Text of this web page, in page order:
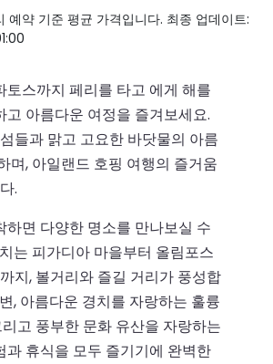
예약 기준 평균 가격입니다. 최종 업데이트:
토스까지 페리를 타고 에게 해를
고 아름다운 여정을 즐겨보세요.
들과 맑고 고요한 바닷물의 아름
며, 아일랜드 호핑 여행의 즐거움
.
하면 다양한 명소를 만나보실 수
는 피가디아 마을부터 올림포스
지, 볼거리와 즐길 거리가 풍성합
, 아름다운 경치를 자랑하는 훌륭
고 풍부한 문화 유산을 자랑하는
과 휴식을 모두 즐기기에 완벽한